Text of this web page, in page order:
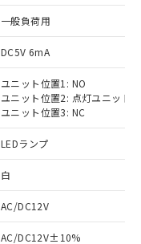
一般負荷用
DC5V 6mA
ユニット位置1: NO
ユニット位置2: 点灯ユニット
ユニット位置3: NC
LEDランプ
白
AC/DC12V
AC/DC12V±10%